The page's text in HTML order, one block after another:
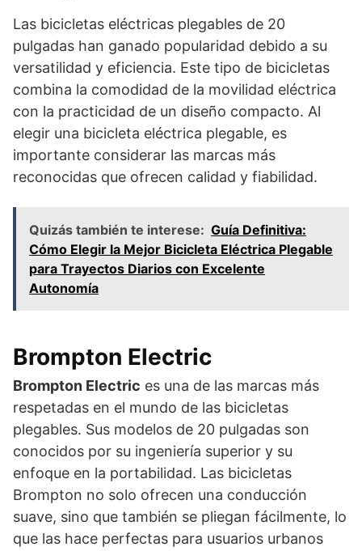
Las bicicletas eléctricas plegables de 20
pulgadas han ganado popularidad debido a su
versatilidad y eficiencia. Este tipo de bicicletas
combina la comodidad de la movilidad eléctrica
con la practicidad de un diseño compacto. Al
elegir una bicicleta eléctrica plegable, es
importante considerar las marcas más
reconocidas que ofrecen calidad y fiabilidad.
Quizás también te interese: Guía Definitiva:
Cómo Elegir la Mejor Bicicleta Eléctrica Plegable
para Trayectos Diarios con Excelente
Autonomía
Brompton Electric
Brompton Electric es una de las marcas más
respetadas en el mundo de las bicicletas
plegables. Sus modelos de 20 pulgadas son
conocidos por su ingeniería superior y su
enfoque en la portabilidad. Las bicicletas
Brompton no solo ofrecen una conducción
suave, sino que también se pliegan fácilmente, lo
que las hace perfectas para usuarios urbanos